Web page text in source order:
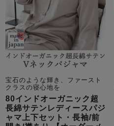
宝石のような輝き、ファースト
クラスの寝心地を
80インドオーガニック超
長綿サテンレディースパジ
ャマ上下セット・長袖/前